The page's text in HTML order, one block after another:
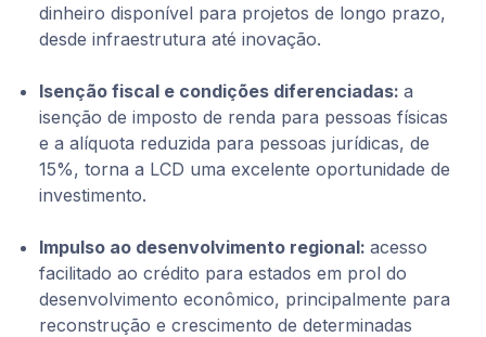
dinheiro disponível para projetos de longo prazo,
desde infraestrutura até inovação.
Isenção fiscal e condições diferenciadas: a
isenção de imposto de renda para pessoas físicas
e a alíquota reduzida para pessoas jurídicas, de
15%, torna a LCD uma excelente oportunidade de
investimento.
Impulso ao desenvolvimento regional: acesso
facilitado ao crédito para estados em prol do
desenvolvimento econômico, principalmente para
reconstrução e crescimento de determinadas